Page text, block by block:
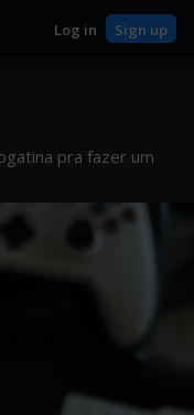
Log in Sign up
pra fazer um